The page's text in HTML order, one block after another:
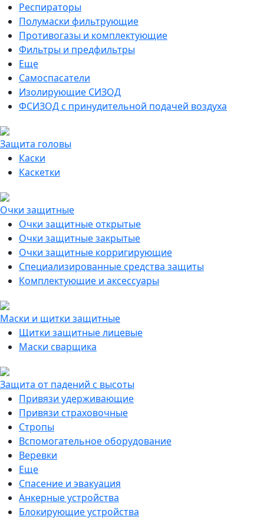
Респираторы
Полумаски фильтрующие
Противогазы и комплектующие
Фильтры и предфильтры
Еще
Самоспасатели
Изолирующие СИЗОД
ФСИЗОД с принудительной подачей воздуха
Защита головы
Каски
Каскетки
Очки защитные
Очки защитные открытые
Очки защитные закрытые
Очки защитные корригирующие
Специализированные средства защиты
Комплектующие и аксессуары
Маски и щитки защитные
Щитки защитные лицевые
Маски сварщика
Защита от падений с высоты
Привязи удерживающие
Привязи страховочные
Стропы
Вспомогательное оборудование
Веревки
Еще
Спасение и эвакуация
Анкерные устройства
Блокирующие устройства